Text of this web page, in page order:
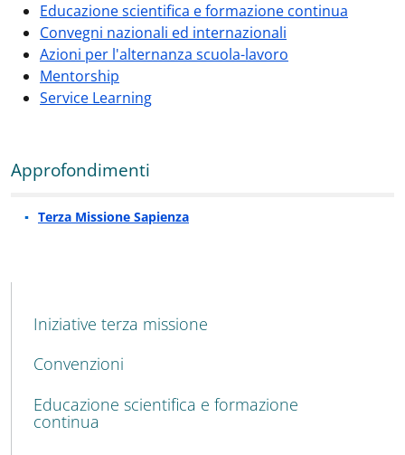
Educazione scientifica e formazione continua
Convegni nazionali ed internazionali
Azioni per l'alternanza scuola-lavoro
Mentorship
Service Learning
Approfondimenti
Terza Missione Sapienza
MENU CEV SECOND NAVIGATION
Iniziative terza missione
Convenzioni
Educazione scientifica e formazione
continua